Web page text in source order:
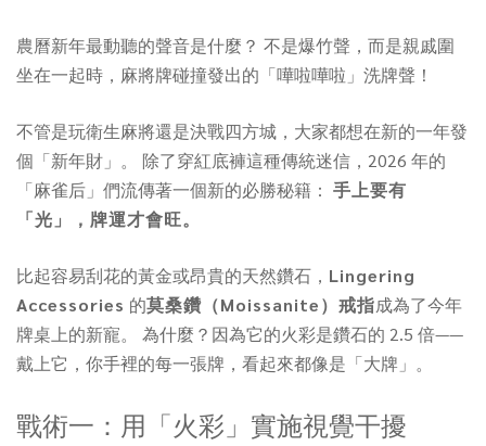
農曆新年最動聽的聲音是什麼？ 不是爆竹聲，而是親戚圍
坐在一起時，麻將牌碰撞發出的「嘩啦嘩啦」洗牌聲！
不管是玩衛生麻將還是決戰四方城，大家都想在新的一年發
個「新年財」。 除了穿紅底褲這種傳統迷信，2026 年的
「麻雀后」們流傳著一個新的必勝秘籍： 手上要有
「光」，牌運才會旺。
比起容易刮花的黃金或昂貴的天然鑽石， Lingering
Accessories 的莫桑鑽（Moissanite）戒指成為了今年
牌桌上的新寵。 為什麼？因為它的火彩是鑽石的 2.5 倍——
戴上它，你手裡的每一張牌，看起來都像是「大牌」。
戰術一：用「火彩」實施視覺干擾